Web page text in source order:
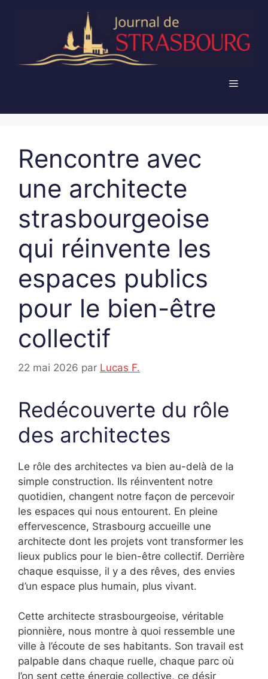
Menu
Rencontre avec
une architecte
strasbourgeoise
qui réinvente les
espaces publics
pour le bien-être
collectif
22 mai 2026 par Lucas F.
Redécouverte du rôle
des architectes
Le rôle des architectes va bien au-delà de la
simple construction. Ils réinventent notre
quotidien, changent notre façon de percevoir
les espaces qui nous entourent. En pleine
effervescence, Strasbourg accueille une
architecte dont les projets vont transformer les
lieux publics pour le bien-être collectif. Derrière
chaque esquisse, il y a des rêves, des envies
d’un espace plus humain, plus vivant.
Cette architecte strasbourgeoise, véritable
pionnière, nous montre à quoi ressemble une
ville à l’écoute de ses habitants. Son travail est
palpable dans chaque ruelle, chaque parc où
l’on sent cette énergie collective, ce désir